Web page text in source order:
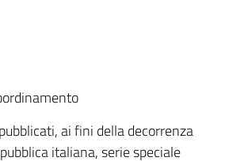
ai fini della decorrenza
italiana, serie speciale